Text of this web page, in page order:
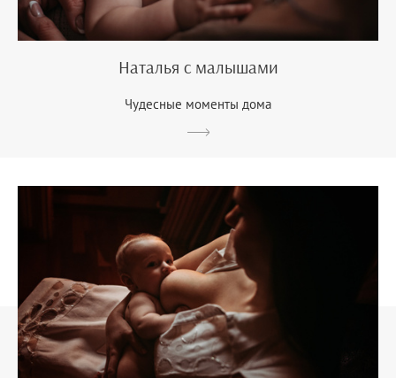
Наталья с малышами
Чудесные моменты дома